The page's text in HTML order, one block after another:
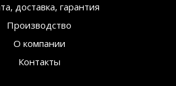
доставка, гарантия
Производство
О компании
Контакты